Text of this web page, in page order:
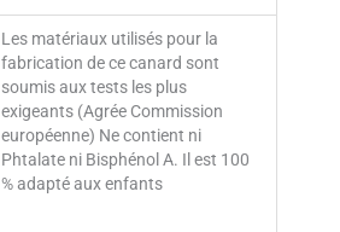
Les matériaux utilisés pour la
fabrication de ce canard sont
soumis aux tests les plus
exigeants (Agrée Commission
européenne) Ne contient ni
Phtalate ni Bisphénol A. Il est 100
% adapté aux enfants